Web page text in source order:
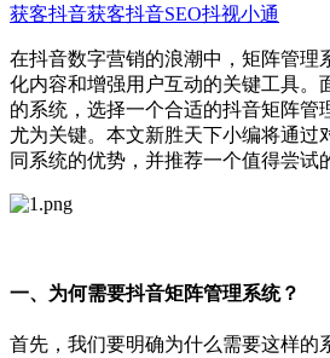
获客抖音获客抖音SEO抖视小通
在抖音数字营销的浪潮中，矩阵管理
化内容和增强用户互动的关键工具。
的系统，选择一个合适的抖音矩阵管
尤为关键。本文新胜天下小编将通过
同系统的优势，并推荐一个值得尝试
一、为何需要抖音矩阵管理系统？
首先，我们要明确为什么需要这样的